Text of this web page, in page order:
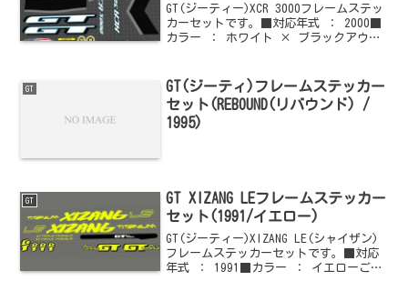
GT(ジーティー)XCR 3000フレームステッ
カーセットです。■対応年式 ： 2000■
カラー ： ホワイト × ブラックアウト
GT
GT(ジーティ)フレームステッカー
セット(REBOUND(リバウンド) /
1995)
GT
GT XIZANG LEフレームステッカー
セット(1991/イエロー)
GT(ジーティー)XIZANG LE(シャイザン)
フレームステッカーセットです。■対応
年式 ： 1991■カラー ： イエローご購